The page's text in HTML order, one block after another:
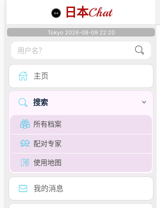
日本Chat
Tokyo 2026-08-09 22:20
主页
搜索
所有档案
配对专家
使用地图
我的消息